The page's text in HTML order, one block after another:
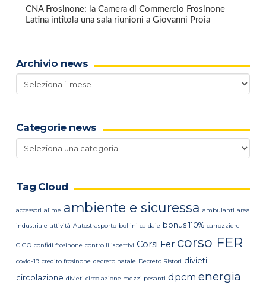
CNA Frosinone: la Camera di Commercio Frosinone
Latina intitola una sala riunioni a Giovanni Proia
Archivio news
Archivio
news
Categorie news
Categorie
news
Tag Cloud
accessori alime ambiente e sicuressa ambulanti area
industriale attività Autostrasporto bollini caldaie bonus 110% carrozziere
CIGO confidi frosinone controlli ispettivi Corsi Fer corso FER
covid-19 credito frosinone decreto natale Decreto Ristori divieti
circolazione divieti circolazione mezzi pesanti dpcm energia